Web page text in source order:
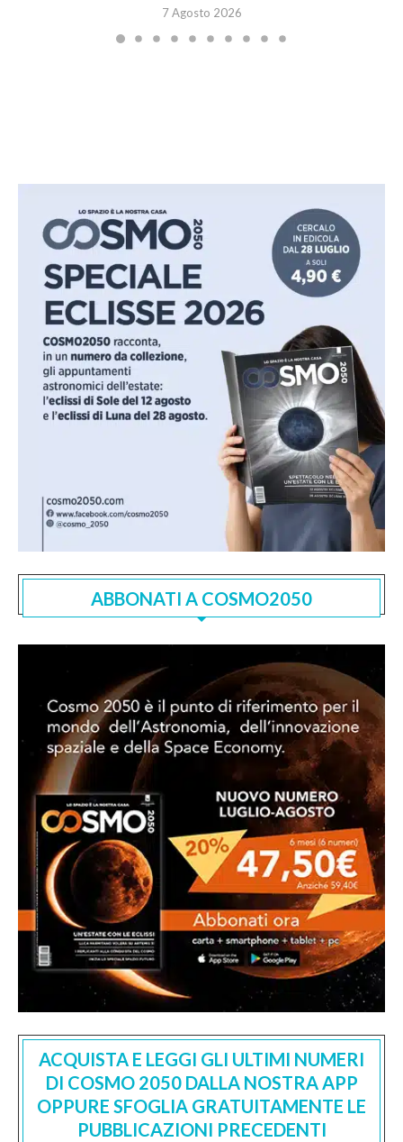
7 Agosto 2026
ABBONATI A COSMO2050
ACQUISTA E LEGGI GLI ULTIMI NUMERI
DI COSMO 2050 DALLA NOSTRA APP
OPPURE SFOGLIA GRATUITAMENTE LE
PUBBLICAZIONI PRECEDENTI